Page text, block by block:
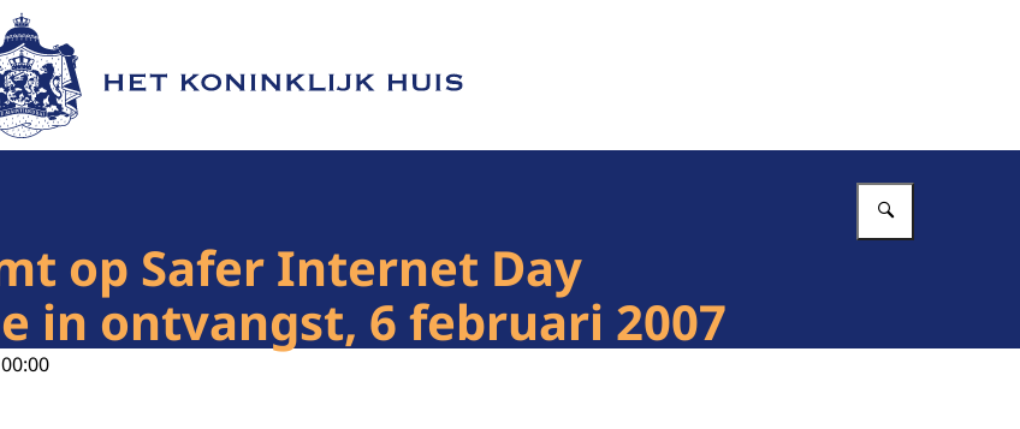
de homepage van Het Koninklijk Huis
op Safer Internet Day
in ontvangst, 6 februari 2007